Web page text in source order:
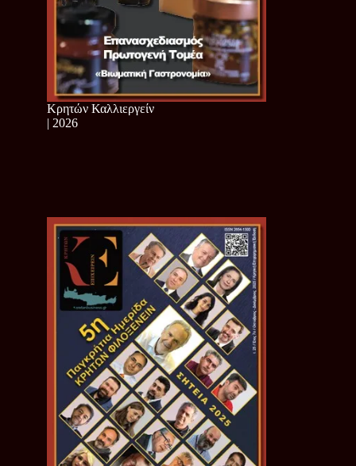
Κρητών Καλλιεργείν
| 2026